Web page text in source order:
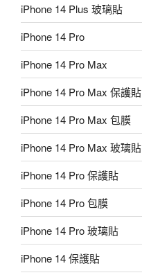
iPhone 14 Plus 玻璃貼
iPhone 14 Pro
iPhone 14 Pro Max
iPhone 14 Pro Max 保護貼
iPhone 14 Pro Max 包膜
iPhone 14 Pro Max 玻璃貼
iPhone 14 Pro 保護貼
iPhone 14 Pro 包膜
iPhone 14 Pro 玻璃貼
iPhone 14 保護貼